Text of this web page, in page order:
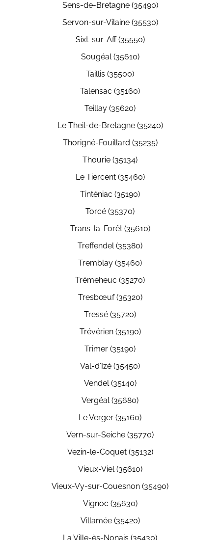
Sens-de-Bretagne (35490)
Servon-sur-Vilaine (35530)
Sixt-sur-Aff (35550)
Sougéal (35610)
Taillis (35500)
Talensac (35160)
Teillay (35620)
Le Theil-de-Bretagne (35240)
Thorigné-Fouillard (35235)
Thourie (35134)
Le Tiercent (35460)
Tinténiac (35190)
Torcé (35370)
Trans-la-Forêt (35610)
Treffendel (35380)
Tremblay (35460)
Trémeheuc (35270)
Tresbœuf (35320)
Tressé (35720)
Trévérien (35190)
Trimer (35190)
Val-d'Izé (35450)
Vendel (35140)
Vergéal (35680)
Le Verger (35160)
Vern-sur-Seiche (35770)
Vezin-le-Coquet (35132)
Vieux-Viel (35610)
Vieux-Vy-sur-Couesnon (35490)
Vignoc (35630)
Villamée (35420)
La Ville-ès-Nonais (35430)